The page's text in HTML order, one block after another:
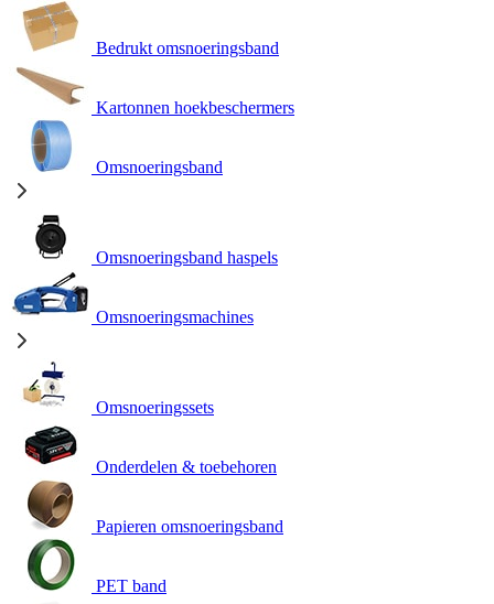
Bedrukt omsnoeringsband
Kartonnen hoekbeschermers
Omsnoeringsband
Omsnoeringsband haspels
Omsnoeringsmachines
Omsnoeringssets
Onderdelen & toebehoren
Papieren omsnoeringsband
PET band